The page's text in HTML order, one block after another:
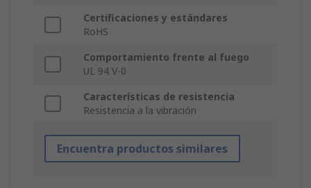
Certificaciones y estándares
RoHS
Comportamiento frente al fuego
UL 94 V-0
Características de resistencia
Resistencia a la vibración
Encuentra productos similares